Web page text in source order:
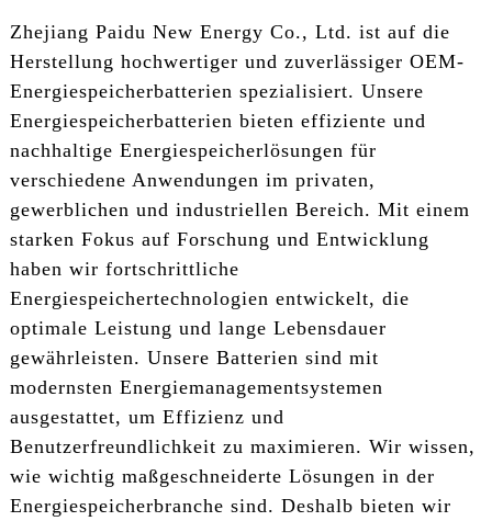
Zhejiang Paidu New Energy Co., Ltd. ist auf die
Herstellung hochwertiger und zuverlässiger OEM-
Energiespeicherbatterien spezialisiert. Unsere
Energiespeicherbatterien bieten effiziente und
nachhaltige Energiespeicherlösungen für
verschiedene Anwendungen im privaten,
gewerblichen und industriellen Bereich. Mit einem
starken Fokus auf Forschung und Entwicklung
haben wir fortschrittliche
Energiespeichertechnologien entwickelt, die
optimale Leistung und lange Lebensdauer
gewährleisten. Unsere Batterien sind mit
modernsten Energiemanagementsystemen
ausgestattet, um Effizienz und
Benutzerfreundlichkeit zu maximieren. Wir wissen,
wie wichtig maßgeschneiderte Lösungen in der
Energiespeicherbranche sind. Deshalb bieten wir